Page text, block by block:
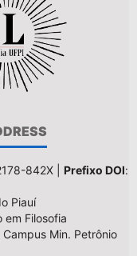
842X | Prefixo DOI:
Piauí
em Filosofia
Min. Petrônio